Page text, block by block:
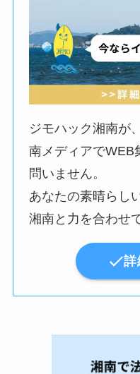
ジモハック湘南が
南メディアでWEB
問いません。
あなたの素晴らし
湘南と力を合わせ
詳